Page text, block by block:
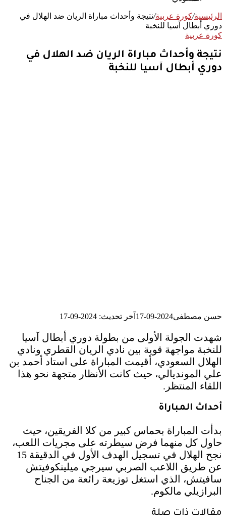
الرئيسية/كورة عربية/نتيجة وأحداث مباراة الريان ضد الهلال في
دوري أبطال آسيا للنخبة
كورة عربية
نتيجة وأحداث مباراة الريان ضد الهلال في
دوري أبطال آسيا للنخبة
حسن مصطفى2024-09-17 آخر تحديث: 2024-09-17
شهدت الجولة الأولى من بطولة دوري أبطال آسيا
للنخبة مواجهة قوية بين نادي الريان القطري ونادي
الهلال السعودي، أقيمت المباراة على استاد أحمد بن
علي المونديالي، حيث كانت الأنظار متجهة نحو هذا
اللقاء المنتظر.
أحداث المباراة
بدأت المباراة بحماس كبير من كلا الفريقين، حيث
حاول كل منهما فرض سيطرته على مجريات اللعب،
نجح الهلال في تسجيل الهدف الأول في الدقيقة 15
عن طريق اللاعب الصربي سيرجي ميلينكوفيتش
سافيتش، الذي استغل توزيعة رائعة من الجناح
البرازيلي مالكوم.
مقالات ذات صلة